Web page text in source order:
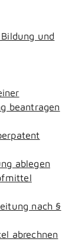
und
beantragen
ablegen
nach §
abrechnen